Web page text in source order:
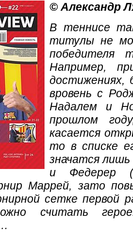
© Александр
В теннисе
титулы не
победителя
Например,
достижениях,
вровень с
Надалем и
прошлом
касается
то в списке
значатся
и Федерер
Маррей, зато
сетке первой
считать